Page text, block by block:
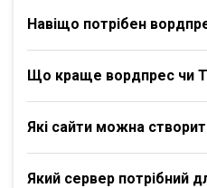
Навіщо потрібен
Що краще вордпрес чи
Які сайти можна
Який сервер потрібний